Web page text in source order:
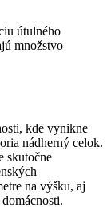
útulného
množstvo
kde vynikne
nádherný celok.
skutočne
na výšku, aj